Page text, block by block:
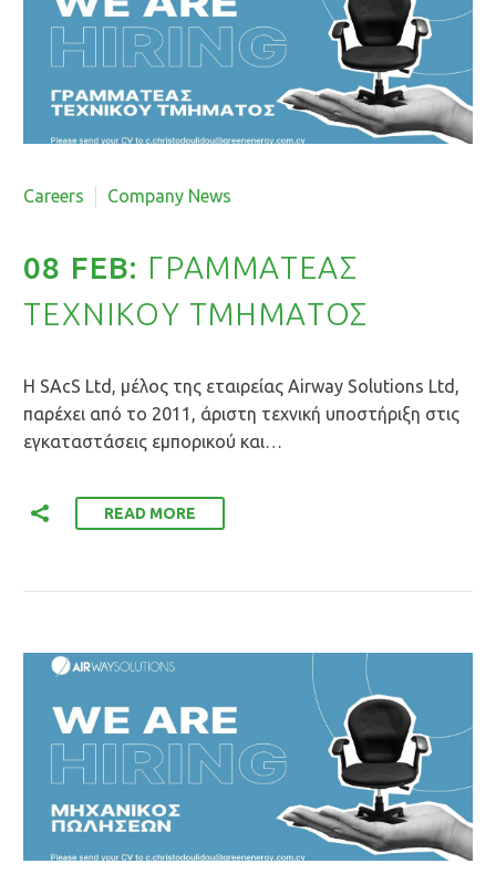
Careers
Company News
08 FEB: ΓΡΑΜΜΑΤΕΑΣ
ΤΕΧΝΙΚOΥ ΤΜΗΜΑΤΟΣ
Η SAcS Ltd, μέλος της εταιρείας Airway Solutions Ltd,
παρέχει από το 2011, άριστη τεχνική υποστήριξη στις
εγκαταστάσεις εμπορικού και…
READ MORE